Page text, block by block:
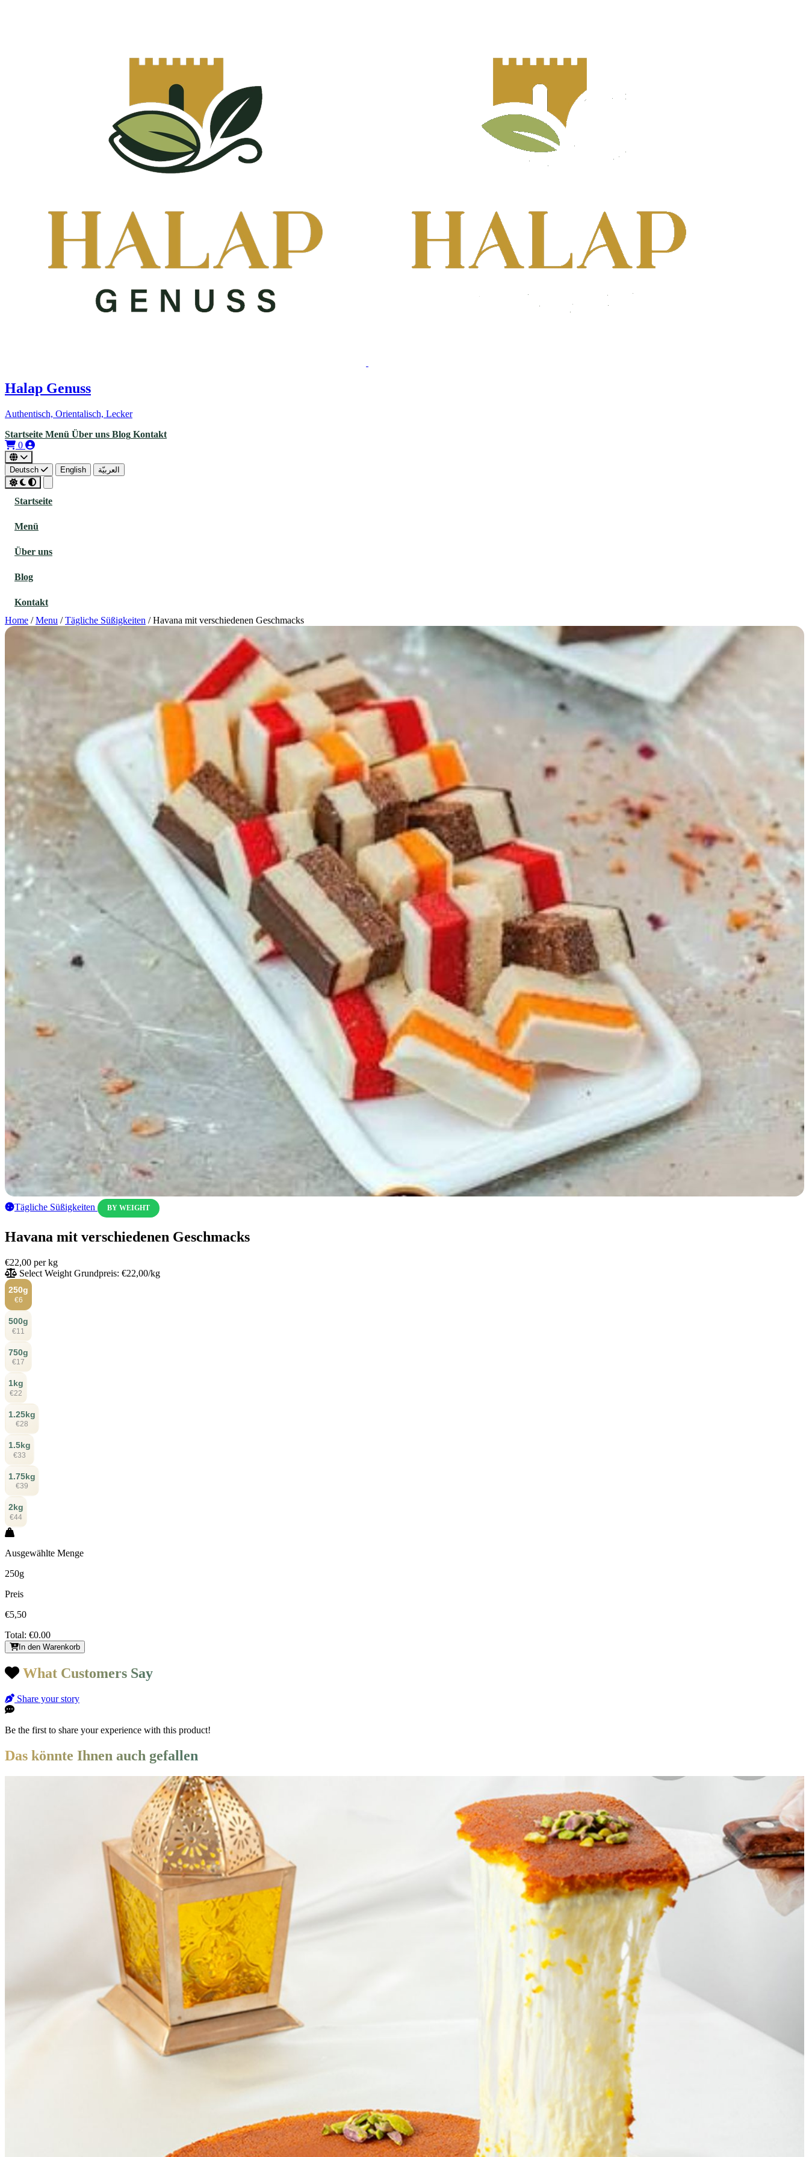
Halap Genuss
Authentisch, Orientalisch, Lecker
Startseite Menü Über uns Blog Kontakt
0
Deutsch English العربيّة
Startseite
Menü
Über uns
Blog
Kontakt
Home / Menu / Tägliche Süßigkeiten / Havana mit verschiedenen Geschmacks
Tägliche Süßigkeiten BY WEIGHT
Havana mit verschiedenen Geschmacks
€22,00 per kg
Select Weight Grundpreis: €22,00/kg
250g
€6
500g
€11
750g
€17
1kg
€22
1.25kg
€28
1.5kg
€33
1.75kg
€39
2kg
€44
Ausgewählte Menge
250g
Preis
€5,50
Total: €0.00
In den Warenkorb
What Customers Say
Share your story
Be the first to share your experience with this product!
Das könnte Ihnen auch gefallen